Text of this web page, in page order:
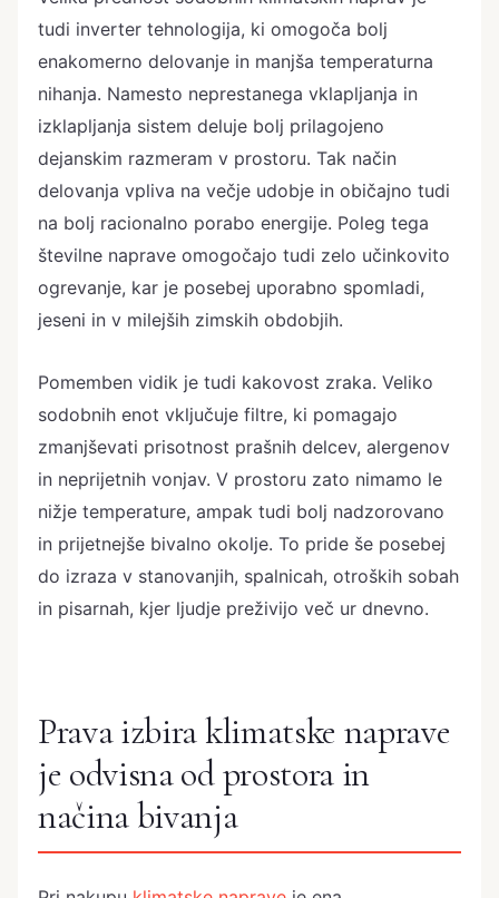
tudi inverter tehnologija, ki omogoča bolj
enakomerno delovanje in manjša temperaturna
nihanja. Namesto neprestanega vklapljanja in
izklapljanja sistem deluje bolj prilagojeno
dejanskim razmeram v prostoru. Tak način
delovanja vpliva na večje udobje in običajno tudi
na bolj racionalno porabo energije. Poleg tega
številne naprave omogočajo tudi zelo učinkovito
ogrevanje, kar je posebej uporabno spomladi,
jeseni in v milejših zimskih obdobjih.
Pomemben vidik je tudi kakovost zraka. Veliko
sodobnih enot vključuje filtre, ki pomagajo
zmanjševati prisotnost prašnih delcev, alergenov
in neprijetnih vonjav. V prostoru zato nimamo le
nižje temperature, ampak tudi bolj nadzorovano
in prijetnejše bivalno okolje. To pride še posebej
do izraza v stanovanjih, spalnicah, otroških sobah
in pisarnah, kjer ljudje preživijo več ur dnevno.
Prava izbira klimatske naprave
je odvisna od prostora in
načina bivanja